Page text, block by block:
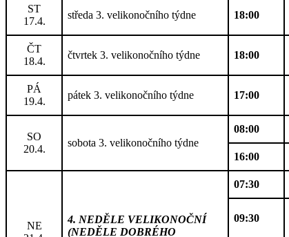
ST
17.4.
středa 3. velikonočního týdne 18:00
ČT
18.4.
čtvrtek 3. velikonočního týdne 18:00
PÁ
19.4.
pátek 3. velikonočního týdne 17:00
SO
20.4.
sobota 3. velikonočního týdne
08:00
16:00
NE
4. NEDĚLE VELIKONOČNÍ
(NEDĚLE DOBRÉHO
07:30
09:30